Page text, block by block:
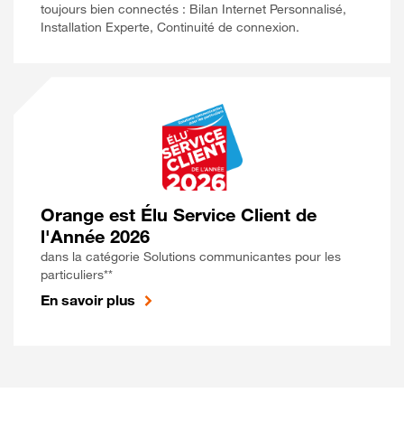
toujours bien connectés : Bilan Internet Personnalisé,
Installation Experte, Continuité de connexion.
Orange est Élu Service Client de
l'Année 2026
dans la catégorie Solutions communicantes pour les
particuliers**
En savoir plus